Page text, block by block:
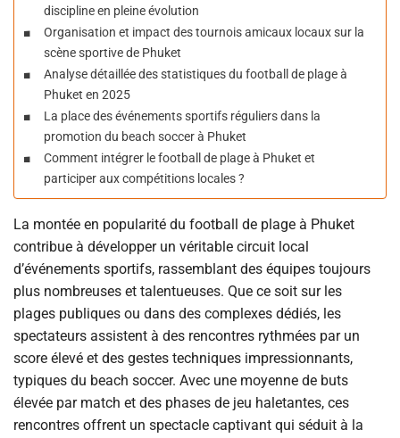
discipline en pleine évolution
Organisation et impact des tournois amicaux locaux sur la
scène sportive de Phuket
Analyse détaillée des statistiques du football de plage à
Phuket en 2025
La place des événements sportifs réguliers dans la
promotion du beach soccer à Phuket
Comment intégrer le football de plage à Phuket et
participer aux compétitions locales ?
La montée en popularité du football de plage à Phuket
contribue à développer un véritable circuit local
d’événements sportifs, rassemblant des équipes toujours
plus nombreuses et talentueuses. Que ce soit sur les
plages publiques ou dans des complexes dédiés, les
spectateurs assistent à des rencontres rythmées par un
score élevé et des gestes techniques impressionnants,
typiques du beach soccer. Avec une moyenne de buts
élevée par match et des phases de jeu haletantes, ces
rencontres offrent un spectacle captivant qui séduit à la